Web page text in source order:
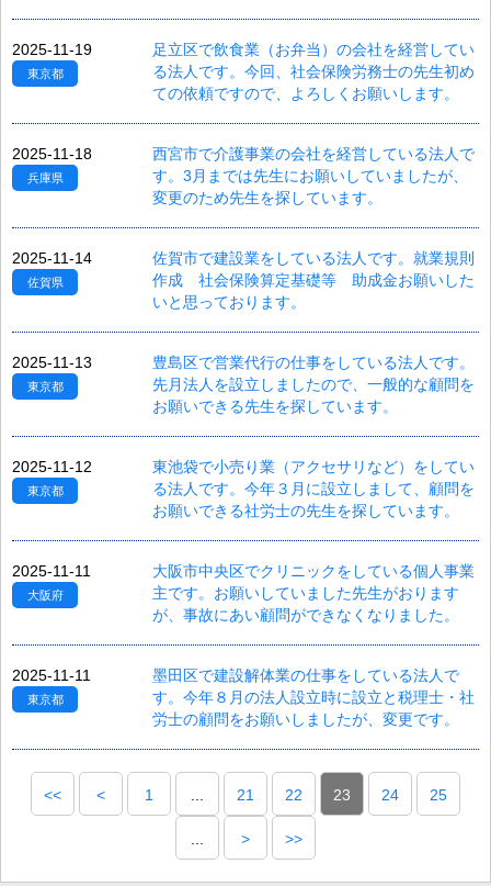
2025-11-19
東京都
足立区で飲食業（お弁当）の会社を経営してい
る法人です。今回、社会保険労務士の先生初め
ての依頼ですので、よろしくお願いします。
2025-11-18
兵庫県
西宮市で介護事業の会社を経営している法人で
す。3月までは先生にお願いしていましたが、
変更のため先生を探しています。
2025-11-14
佐賀県
佐賀市で建設業をしている法人です。就業規則
作成 社会保険算定基礎等 助成金お願いした
いと思っております。
2025-11-13
東京都
豊島区で営業代行の仕事をしている法人です。
先月法人を設立しましたので、一般的な顧問を
お願いできる先生を探しています。
2025-11-12
東京都
東池袋で小売り業（アクセサリなど）をしてい
る法人です。今年３月に設立しまして、顧問を
お願いできる社労士の先生を探しています。
2025-11-11
大阪府
大阪市中央区でクリニックをしている個人事業
主です。お願いしていました先生がおります
が、事故にあい顧問ができなくなりました。
2025-11-11
東京都
墨田区で建設解体業の仕事をしている法人で
す。今年８月の法人設立時に設立と税理士・社
労士の顧問をお願いしましたが、変更です。
<< < 1 21 22 23 24 25
> >>